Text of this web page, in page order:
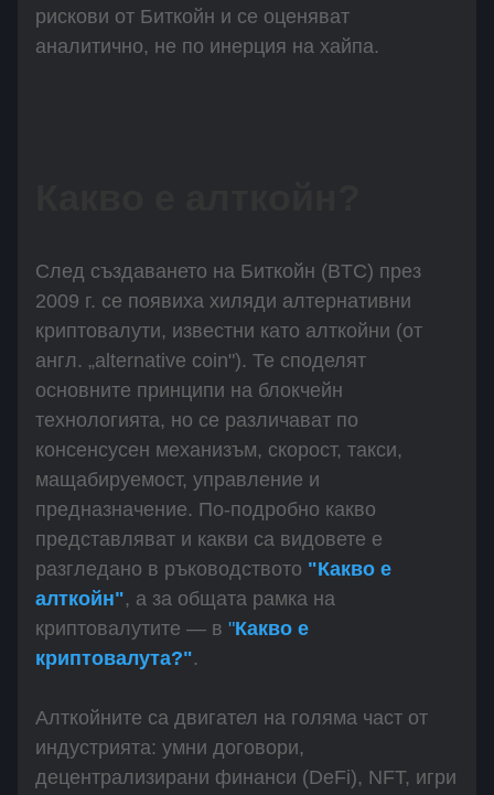
рискови от Биткойн и се оценяват
аналитично, не по инерция на хайпа.
След създаването на Биткойн (BTC) през
2009 г. се появиха хиляди алтернативни
криптовалути, известни като алткойни (от
англ. „alternative coin"). Те споделят
основните принципи на блокчейн
технологията, но се различават по
консенсусен механизъм, скорост, такси,
мащабируемост, управление и
предназначение. По-подробно какво
представляват и какви са видовете е
разгледано в ръководството "Какво е
алткойн", а за общата рамка на
криптовалутите — в "Какво е
криптовалута?".
Алткойните са двигател на голяма част от
индустрията: умни договори,
децентрализирани финанси (DeFi), NFT, игри